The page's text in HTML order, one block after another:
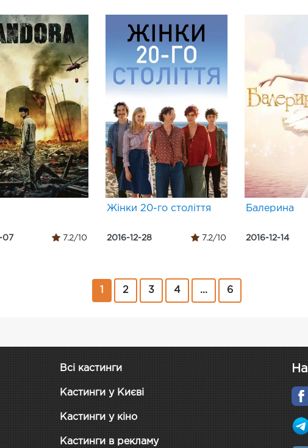
07 7.2/10
Жінки 20-го століття
2016-12-28 7.2/10
Балерина
2016-12-14
2 3 4 ... 6
Всі кастинги
Кастинги у Києві
Кастинги у кіно
Кастинги в рекламу